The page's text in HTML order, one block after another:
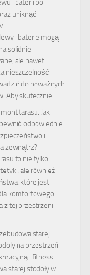
i baterii po
uniknąć
i baterie mogą
solidnie
ale nawet
nieszczelność
do poważnych
Aby skutecznie …
tarasu: Jak
odpowiednie
i
zewnątrz?
to nie tylko
ale również
które jest
komfortowego
z tej przestrzeni.
starej
na przestrzeń
i fitness
starej stodoły w